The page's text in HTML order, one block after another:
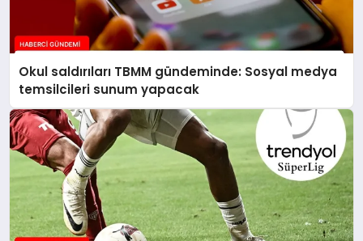
Okul saldırıları TBMM gündeminde: Sosyal medya
temsilcileri sunum yapacak